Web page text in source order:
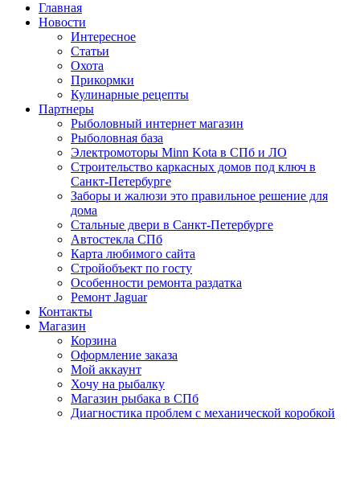
Главная
Новости
Интересное
Статьи
Охота
Прикормки
Кулинарные рецепты
Партнеры
Рыболовный интернет магазин
Рыболовная база
Электромоторы Minn Kota в СПб и ЛО
Строительство каркасных домов под ключ в
Санкт-Петербурге
Заборы и жалюзи это правильное решение для
дома
Стальные двери в Санкт-Петербурге
Автостекла СПб
Карта любимого сайта
Стройобъект по госту
Особенности ремонта раздатка
Ремонт Jaguar
Контакты
Магазин
Корзина
Оформление заказа
Мой аккаунт
Хочу на рыбалку
Магазин рыбака в СПб
Диагностика проблем с механической коробкой